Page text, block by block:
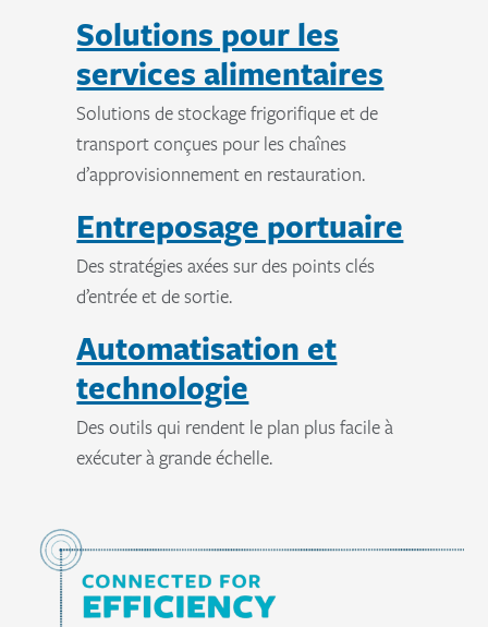
Solutions pour les
services alimentaires
Solutions de stockage frigorifique et de
transport conçues pour les chaînes
d’approvisionnement en restauration.
Entreposage portuaire
Des stratégies axées sur des points clés
d’entrée et de sortie.
Automatisation et
technologie
Des outils qui rendent le plan plus facile à
exécuter à grande échelle.